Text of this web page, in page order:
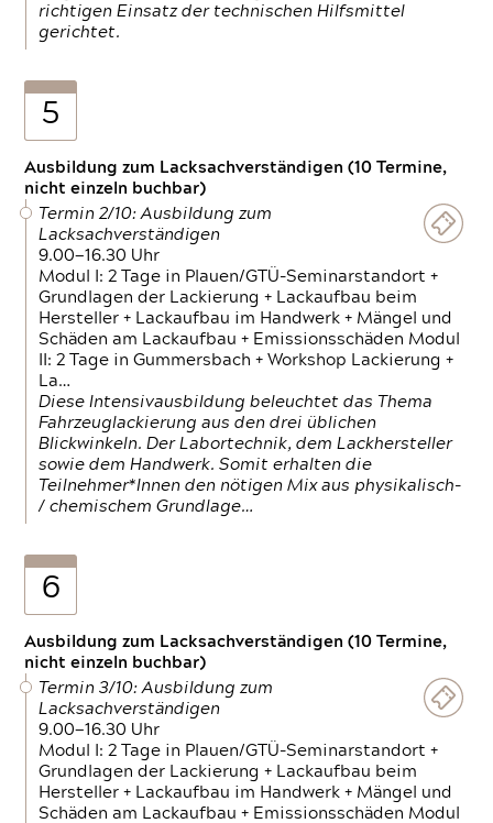
richtigen Einsatz der technischen Hilfsmittel
gerichtet.
5
Ausbildung zum Lacksachverständigen (10 Termine,
nicht einzeln buchbar)
Termin 2/10: Ausbildung zum
Lacksachverständigen
9.00—16.30 Uhr
Modul I: 2 Tage in Plauen/GTÜ-Seminarstandort +
Grundlagen der Lackierung + Lackaufbau beim
Hersteller + Lackaufbau im Handwerk + Mängel und
Schäden am Lackaufbau + Emissionsschäden Modul
II: 2 Tage in Gummersbach + Workshop Lackierung +
La…
Diese Intensivausbildung beleuchtet das Thema
Fahrzeuglackierung aus den drei üblichen
Blickwinkeln. Der Labortechnik, dem Lackhersteller
sowie dem Handwerk. Somit erhalten die
Teilnehmer*Innen den nötigen Mix aus physikalisch-
/ chemischem Grundlage…
6
Ausbildung zum Lacksachverständigen (10 Termine,
nicht einzeln buchbar)
Termin 3/10: Ausbildung zum
Lacksachverständigen
9.00—16.30 Uhr
Modul I: 2 Tage in Plauen/GTÜ-Seminarstandort +
Grundlagen der Lackierung + Lackaufbau beim
Hersteller + Lackaufbau im Handwerk + Mängel und
Schäden am Lackaufbau + Emissionsschäden Modul